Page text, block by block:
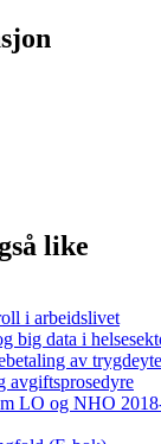
like
i arbeidslivet
big data i
av
avgiftsprosedyre
LO og NHO